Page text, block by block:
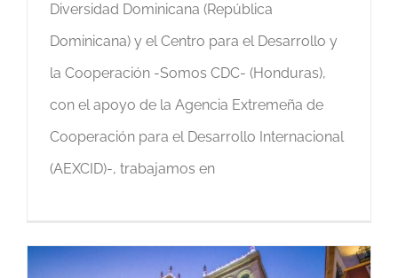
Diversidad Dominicana (República
Dominicana) y el Centro para el Desarrollo y
la Cooperación -Somos CDC- (Honduras),
con el apoyo de la Agencia Extremeña de
Cooperación para el Desarrollo Internacional
(AEXCID)-, trabajamos en